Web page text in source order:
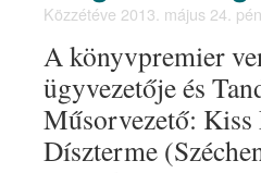
Közzétéve 2013. május 24.
A könyvpremier
ügyvezetője és
Műsorvezető: Kiss
Díszterme